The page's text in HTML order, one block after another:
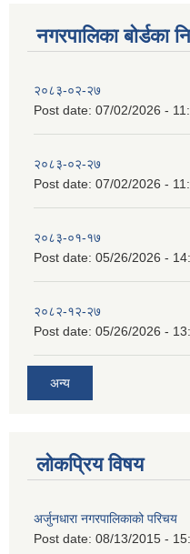
नगरपालिका बाेर्डका
२०८३-०२-२७
Post date: 07/02/2026 -
२०८३-०२-२७
Post date: 07/02/2026 -
२०८३-०१-१७
Post date: 05/26/2026 -
२०८२-१२-२७
Post date: 05/26/2026 -
अन्य
लोकप्रिय विषय
अर्जुनधारा नगरपालिकाको परिचय
Post date: 08/13/2015 -